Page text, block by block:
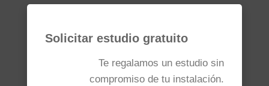
Solicitar estudio gratuito
Te regalamos un estudio sin
compromiso de tu instalación.